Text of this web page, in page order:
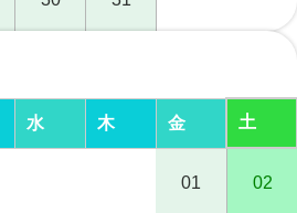
水 木 金 土
01 02